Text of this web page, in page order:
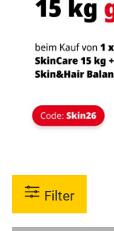
Filter